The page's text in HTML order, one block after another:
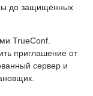
до защищённых
TrueConf.
приглашение от
сервер и